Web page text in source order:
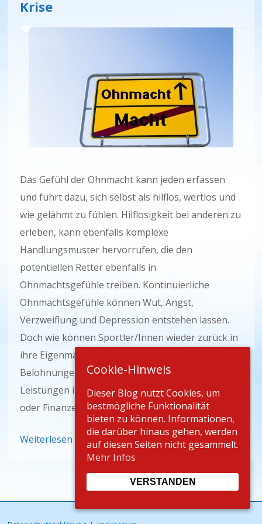
Krise
Das Gefühl der Ohnmacht kann jeden erfassen
und führt dazu, sich selbst als hilflos, wertlos und
wie gelähmt zu fühlen. Hilflosigkeit bei anderen zu
erleben, kann ebenfalls komplexe
Handlungsmuster hervorrufen, die den
potentiellen Retter ebenfalls in
Ohnmachtsgefühle treiben. Kontinuierliche
Ohnmachtsgefühle können Wut, Angst,
Verzweiflung und Depression entstehen lassen.
Doch wie können Sportler/Innen wieder zurück in
ihre Eigenmacht finden, wenn sie keine
Belohnungen für Training, Wettkampf und gute
Leistungen in Form von netten Worten, Preisen
oder Finanzen erhalten?
Weiterlesen
Cookie-Hinweis
Dieser Blog nutzt Cookies, um
bestmögliche Funktionalität
bieten zu können. Informationen,
die darüber hinaus gehen, werden
auf diesen Seiten nicht gesammelt.
Mehr Infos
VERSTANDEN